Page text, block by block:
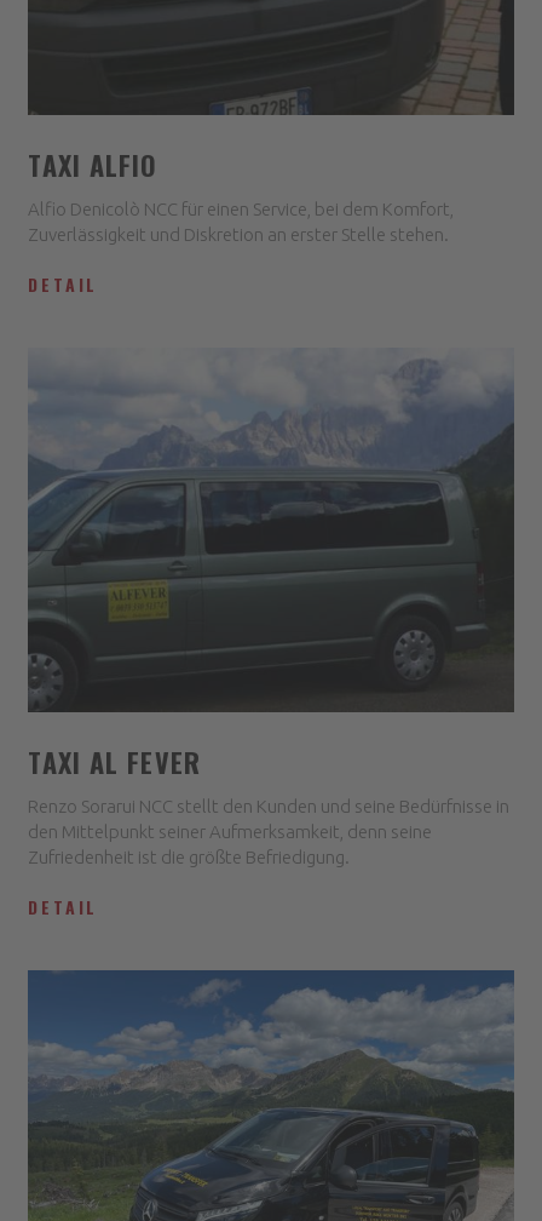
TAXI ALFIO
Alfio Denicolò NCC für einen Service, bei dem Komfort,
Zuverlässigkeit und Diskretion an erster Stelle stehen.
DETAIL
TAXI AL FEVER
Renzo Sorarui NCC stellt den Kunden und seine Bedürfnisse in
den Mittelpunkt seiner Aufmerksamkeit, denn seine
Zufriedenheit ist die größte Befriedigung.
DETAIL